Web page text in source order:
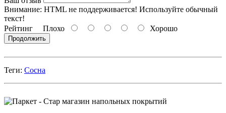
Внимание: HTML не поддерживается! Используйте обычный
текст!
Рейтинг Плохо Хорошо
Продолжить
Теги: Сосна